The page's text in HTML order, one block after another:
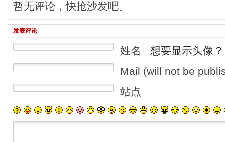
暂无评论，快抢沙发吧。
发表评论
姓名
想要显示头像？
Mail (will not be
站点